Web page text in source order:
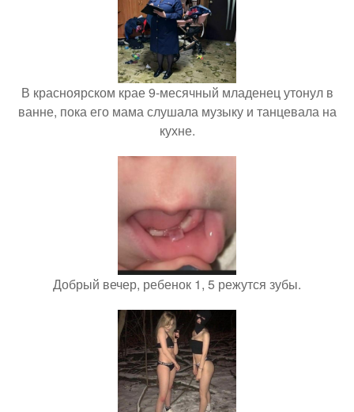
В красноярском крае 9-месячный младенец утонул в
ванне, пока его мама слушала музыку и танцевала на
кухне.
Добрый вечер, ребенок 1, 5 режутся зубы.